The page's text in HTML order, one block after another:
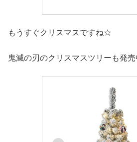
もうすぐクリスマスですね☆
鬼滅の刃のクリスマスツリーも発売